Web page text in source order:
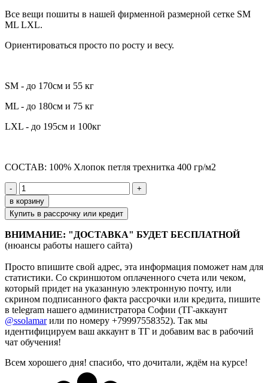
Все вещи пошиты в нашей фирменной размерной сетке SM
ML LXL.
Ориентироваться просто по росту и весу.
SM - до 170см и 55 кг
ML - до 180см и 75 кг
LXL - до 195см и 100кг
СОСТАВ: 100% Хлопок петля трехнитка 400 гр/м2
-
+
в корзину
Купить в рассрочку или кредит
ВНИМАНИЕ: "ДОСТАВКА" БУДЕТ БЕСПЛАТНОЙ
(нюансы работы нашего сайта)
Просто впишите свой адрес, эта информация поможет нам для
статистики. Со скриншотом оплаченного счета или чеком,
который придет на указанную электронную почту, или
скрином подписанного факта рассрочки или кредита, пишите
в telegram нашего администратора Софии (ТГ-аккаунт
@ssolamarили по номеру +79997558352). Так мы
идентифицируем ваш аккаунт в ТГ и добавим вас в рабочий
чат обучения!
Всем хорошего дня! спасибо, что дочитали, ждём на курсе!